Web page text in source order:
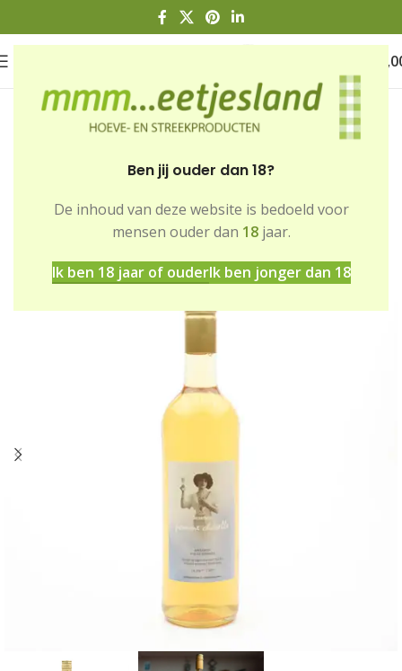
Ben jij ouder dan 18?
De inhoud van deze website is bedoeld voor
mensen ouder dan 18jaar.
Ik ben 18 jaar of ouderIk ben jonger dan 18
Dranken